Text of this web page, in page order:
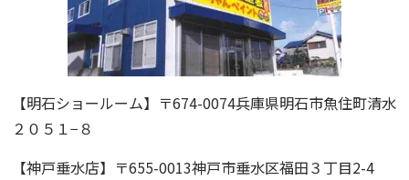
【明石ショールーム】 〒674-0074兵庫県明石市魚住町清水
２０５１−８
【神戸垂水店】〒655-0013神戸市垂水区福田３丁目2-4